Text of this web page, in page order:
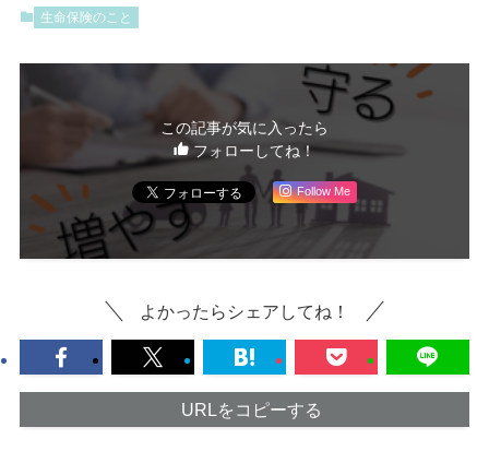
生命保険のこと
この記事が気に入ったら
フォローしてね！
Follow Me
よかったらシェアしてね！
URLをコピーする